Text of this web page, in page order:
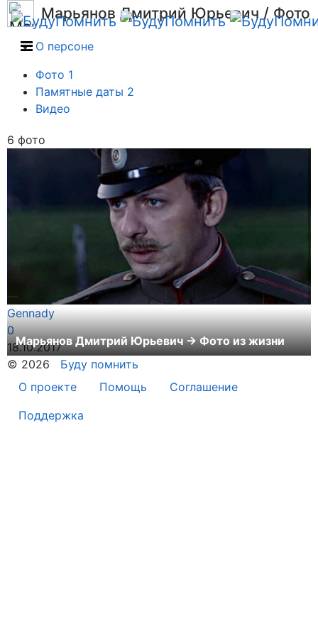
Марьянов Дмитрий Юрьевич / Фото
О персоне
Фото 1
Памятные даты 2
Видео
6 фото
Марьянов Дмитрий Юрьевич → Фото из жизни
—
Gennady
0
18.10.2017
© 2026 Буду помнить
О проекте
Помощь
Соглашение
Поддержка